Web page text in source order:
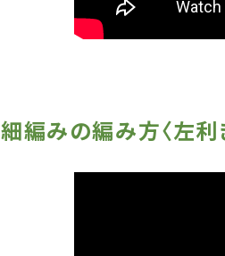
細編みの編み方〈左利